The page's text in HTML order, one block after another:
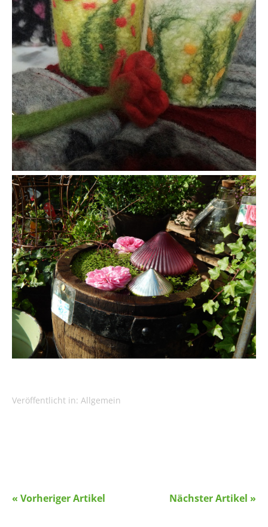
Veröffentlicht in: Allgemein
Nächster Artikel »
« Vorheriger Artikel